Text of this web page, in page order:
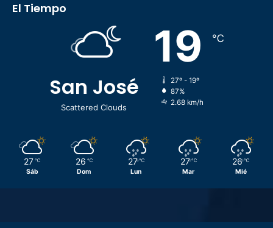
El Tiempo
San José
Scattered Clouds
19 ℃
27º - 19º
87%
2.68 km/h
27 ℃
Sáb
26 ℃
Dom
27 ℃
Lun
27 ℃
Mar
26 ℃
Mié